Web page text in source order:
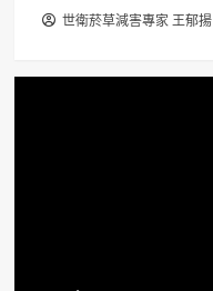
世衛菸草減害專家 王郁揚